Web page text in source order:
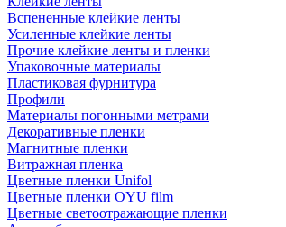
Вспененные клейкие ленты
Усиленные клейкие ленты
Прочие клейкие ленты и пленки
Упаковочные материалы
Пластиковая фурнитура
Профили
Материалы погонными метрами
Декоративные пленки
Магнитные пленки
Витражная пленка
Цветные пленки Unifol
Цветные пленки OYU film
Цветные светоотражающие пленки